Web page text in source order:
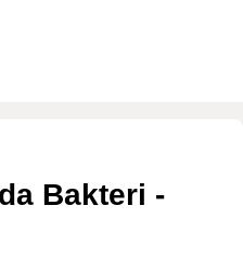
Bakteri -